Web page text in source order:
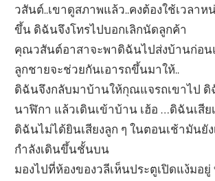
วสันต์..เขาดูสภาพแล้ว..คงต้องใช้เวลาห
ขึ้น ดิฉันจึงโทรไปบอกเลิกนัดลูกค้า
คุณวสันต์อาสาจะพาดิฉันไปส่งบ้านก่อน
ลูกชายจะช่วยกันเอารถขึ้นมาให้..
ดิฉันจึงกลับมาบ้านให้กุณแจรถเขาไป ดิ
นาฬิกา แล้วเดินเข้าบ้าน เฮ้อ …ดิฉันเสีย
ดิฉันไม่ได้ยินเสียงลูก ๆ ในตอนเช้ามันยั
กำลังเดินขึ้นชั้นบน
มองไปที่ห้องของวลีเห็นประตูเปิดแง้มอยู่